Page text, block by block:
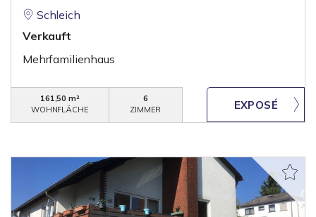
Schleich
Verkauft
Mehrfamilienhaus
161,50 m²
WOHNFLÄCHE
6
ZIMMER